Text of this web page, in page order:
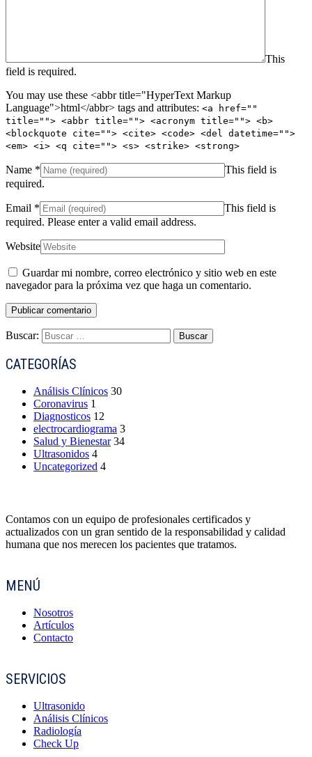
This
field is required.
You may use these <abbr title="HyperText Markup
Language">html</abbr> tags and attributes: <a href=""
title=""> <abbr title=""> <acronym title=""> <b>
<blockquote cite=""> <cite> <code> <del datetime="">
<em> <i> <q cite=""> <s> <strike> <strong>
Name *
This field is
required.
Email *
This field is
required. Please enter a valid email address.
Website
Guardar mi nombre, correo electrónico y sitio web en este
navegador para la próxima vez que haga un comentario.
Buscar:
CATEGORÍAS
Análisis Clínicos 30
Coronavirus 1
Diagnosticos 12
electrocardiograma 3
Salud y Bienestar 34
Ultrasonidos 4
Uncategorized 4
Contamos con un equipo de profesionales certificados y
actualizados con un gran sentido de la responsabilidad y calidad
humana que nos merecen los pacientes que tratamos.
MENÚ
Nosotros
Artículos
Contacto
SERVICIOS
Ultrasonido
Análisis Clínicos
Radiología
Check Up